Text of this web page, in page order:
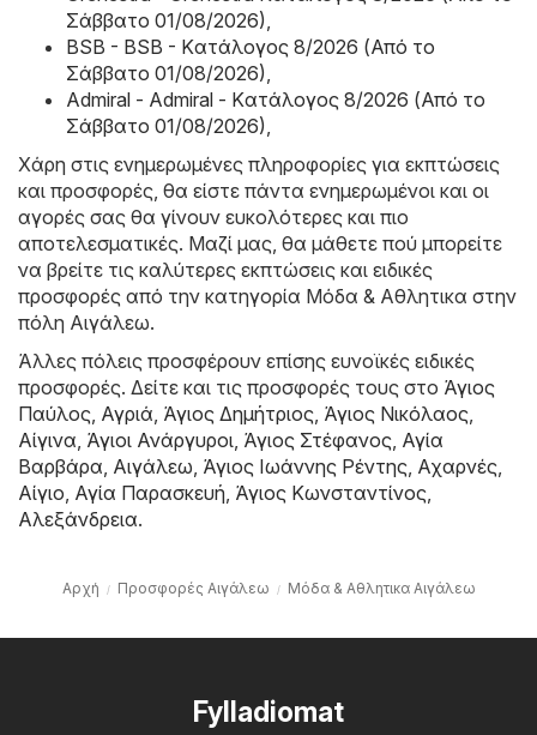
Σάββατο 01/08/2026),
BSB - BSB - Kατάλογος 8/2026 (Από το
Σάββατο 01/08/2026),
Admiral - Admiral - Kατάλογος 8/2026 (Από το
Σάββατο 01/08/2026),
Χάρη στις ενημερωμένες πληροφορίες για εκπτώσεις
και προσφορές, θα είστε πάντα ενημερωμένοι και οι
αγορές σας θα γίνουν ευκολότερες και πιο
αποτελεσματικές. Μαζί μας, θα μάθετε πού μπορείτε
να βρείτε τις καλύτερες εκπτώσεις και ειδικές
προσφορές από την κατηγορία Μόδα & Aθλητικα στην
πόλη Αιγάλεω.
Άλλες πόλεις προσφέρουν επίσης ευνοϊκές ειδικές
προσφορές. Δείτε και τις προσφορές τους στο Άγιος
Παύλος, Αγριά, Άγιος Δημήτριος, Άγιος Νικόλαος,
Αίγινα, Άγιοι Ανάργυροι, Άγιος Στέφανος, Αγία
Βαρβάρα, Αιγάλεω, Άγιος Ιωάννης Ρέντης, Αχαρνές,
Αίγιο, Αγία Παρασκευή, Άγιος Κωνσταντίνος,
Αλεξάνδρεια.
Αρχή Προσφορές Αιγάλεω Μόδα & Aθλητικα Αιγάλεω
Fylladiomat